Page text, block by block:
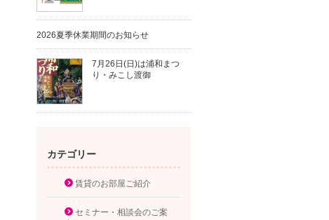
2026夏季休業期間のお知らせ
7月26日(日)は浦和まつ
り・みこし渡御
カテゴリー
賃貸のお部屋ご紹介
セミナー・相談会のご案